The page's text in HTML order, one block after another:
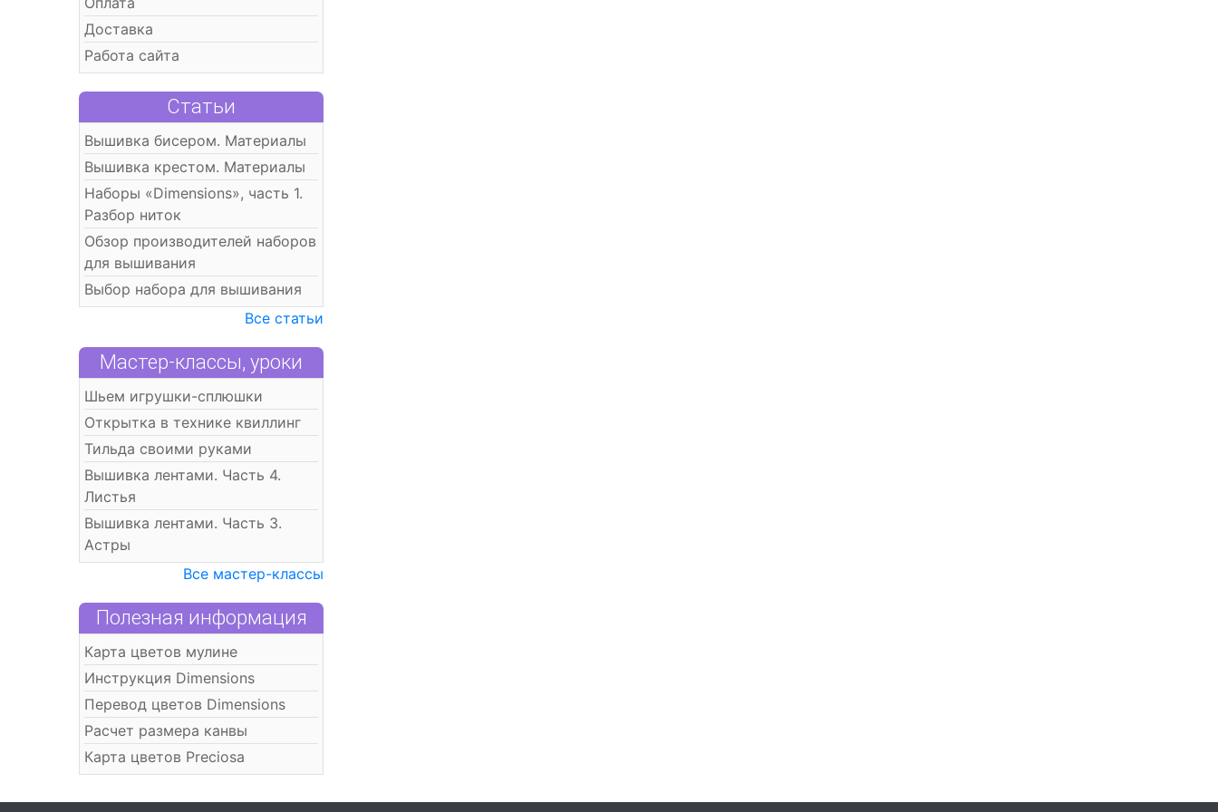
Доставка
Работа сайта
Статьи
Вышивка бисером. Материалы
Вышивка крестом. Материалы
Наборы «Dimensions», часть 1.
Разбор ниток
Обзор производителей наборов
для вышивания
Выбор набора для вышивания
Все статьи
Мастер-классы, уроки
Шьем игрушки-сплюшки
Открытка в технике квиллинг
Тильда своими руками
Вышивка лентами. Часть 4.
Листья
Вышивка лентами. Часть 3.
Астры
Все мастер-классы
Полезная информация
Карта цветов мулине
Инструкция Dimensions
Перевод цветов Dimensions
Расчет размера канвы
Карта цветов Preciosa